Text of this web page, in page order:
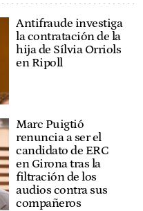
Antifraude investiga
la contratación de la
hija de Sílvia Orriols
en Ripoll
Marc Puigtió
renuncia a ser el
candidato de ERC
en Girona tras la
filtración de los
audios contra sus
compañeros